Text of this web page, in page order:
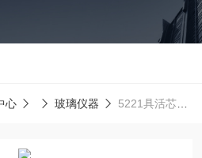
心 玻璃仪器 5221具活芯分馏头 四氟活塞 蛇形分馏头手动回流精馏头装置